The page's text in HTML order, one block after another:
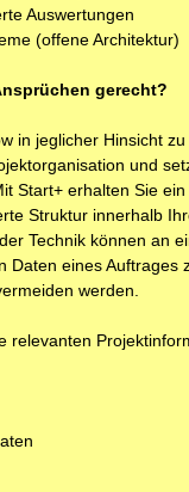
Auswertungen
(offene Architektur)
gerecht?
in jeglicher Hinsicht
und
Start+ erhalten Sie ein
Struktur innerhalb
Technik können an
Daten eines Auftrages
werden.
relevanten